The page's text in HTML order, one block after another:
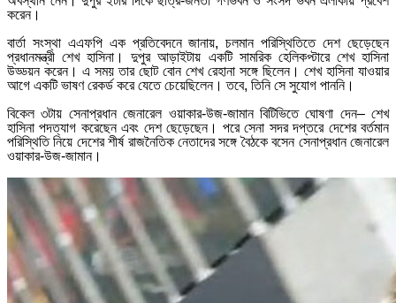
করেন।
বার্তা সংস্থা এএফপি এক প্রতিবেদনে জানায়, চলমান পরিস্থিতিতে দেশ ছেড়েছেন
প্রধানমন্ত্রী শেখ হাসিনা। দুপুর আড়াইটায় একটি সামরিক হেলিকপ্টারে শেখ হাসিনা
উড্ডয়ন করেন। এ সময় তার ছোট বোন শেখ রেহানা সঙ্গে ছিলেন। শেখ হাসিনা যাওয়ার
আগে একটি ভাষণ রেকর্ড করে যেতে চেয়েছিলেন। তবে, তিনি সে সুযোগ পাননি।
বিকেল ৩টায় সেনাপ্রধান জেনারেল ওয়াকার-উজ-জামান বিটিভিতে ঘোষণা দেন– শেখ
হাসিনা পদত্যাগ করেছেন এবং দেশ ছেড়েছেন। পরে সেনা সদর দপ্তরে দেশের বর্তমান
পরিস্থিতি নিয়ে দেশের শীর্ষ রাজনৈতিক নেতাদের সঙ্গে বৈঠকে বসেন সেনাপ্রধান জেনারেল
ওয়াকার-উজ-জামান।